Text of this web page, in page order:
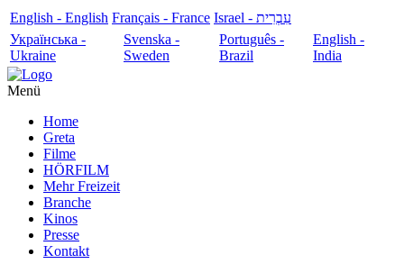
English - English Français - France
עִבְרִית - Israel
Українська -
Ukraine
Svenska -
Sweden
Português -
Brazil
English -
India
Menü
Home
Greta
Filme
HÖRFILM
Mehr Freizeit
Branche
Kinos
Presse
Kontakt